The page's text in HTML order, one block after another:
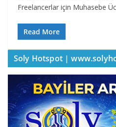
Freelancerlar için Muhasebe
Read More
Soly Hotspot |